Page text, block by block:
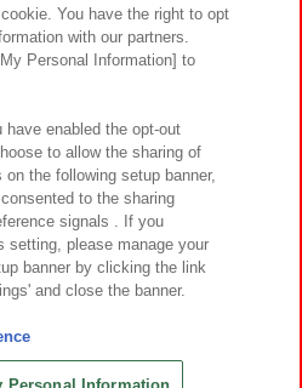
ビリティ サイトポリシー
ブアクセシビリティ方針と検証結果
よくあるご質問・お問い合わせ
Amusement Inc.
Amusement Lab Inc.
Ltd. All Rights Reserved.
You have the right to opt
with our partners.
Personal Information] to
enabled the opt-out
to allow the sharing of
the following setup banner,
to the sharing
signals . If you
setting, please manage your
banner by clicking the link
and close the banner.